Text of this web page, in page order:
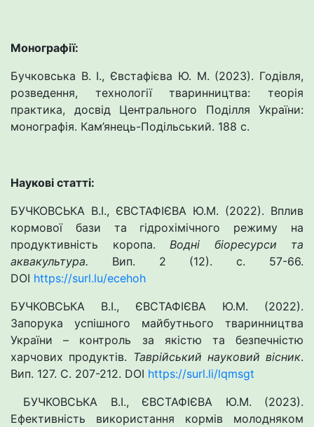
Монографії:
Бучковська В. І., Євстафієва Ю. М. (2023). Годівля,
розведення, технології тваринництва: теорія
практика, досвід Центрального Поділля України:
монографія. Кам’янець-Подільський. 188 с.
Наукові статті:
БУЧКОВСЬКА В.І., ЄВСТАФІЄВА Ю.М. (2022). Вплив
кормової бази та гідрохімічного режиму на
продуктивність коропа. Водні біоресурси та
аквакультура. Вип. 2 (12). с. 57-66.
DOI https://surl.lu/ecehoh
БУЧКОВСЬКА В.І., ЄВСТАФІЄВА Ю.М. (2022).
Запорука успішного майбутнього тваринництва
України – контроль за якістю та безпечністю
харчових продуктів. Таврійський науковий вісник.
Вип. 127. С. 207-212. DOI https://surl.li/lqmsgt
БУЧКОВСЬКА В.І., ЄВСТАФІЄВА Ю.М. (2023).
Ефективність використання кормів молодняком